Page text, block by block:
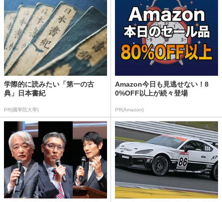
学際的に読みたい「第一の古
典」日本書紀
PR(國學院大學)
Amazon今日も見逃せない！8
0%OFF以上が続々登場
PR(Amazon)